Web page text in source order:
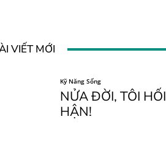
VIẾT MỚI
Kỹ Năng Sống
NỬA ĐỜI, TÔI HỐI
HẬN!